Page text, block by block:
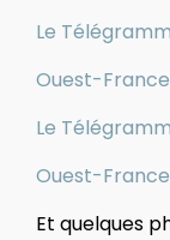
Le
Ouest-France
Le
Ouest-France
Et quelques